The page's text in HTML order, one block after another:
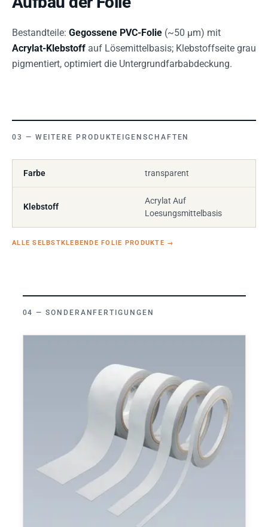
Bestandteile: Gegossene PVC-Folie (~50 µm) mit
Acrylat-Klebstoff auf Lösemittelbasis; Klebstoffseite grau
pigmentiert, optimiert die Untergrundfarbabdeckung.
WEITERE PRODUKTEIGENSCHAFTEN
Farbe transparent
Klebstoff
Acrylat Auf
Loesungsmittelbasis
ALLE SELBSTKLEBENDE FOLIE PRODUKTE →
SONDERANFERTIGUNGEN